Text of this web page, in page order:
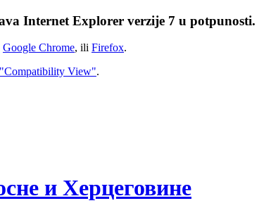
Internet Explorer verzije 7 u potpunosti.
Google Chrome, ili Firefox.
View".
и Херцеговине